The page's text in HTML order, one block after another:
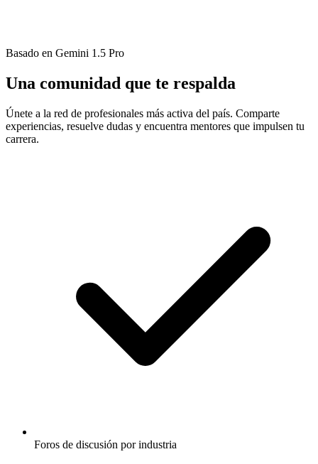
Basado en Gemini 1.5 Pro
Una comunidad que te respalda
Únete a la red de profesionales más activa del país. Comparte
experiencias, resuelve dudas y encuentra mentores que impulsen tu
carrera.
Foros de discusión por industria